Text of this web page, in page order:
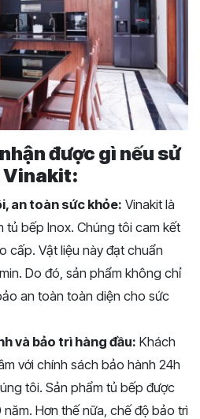
được gì nếu sử
Vinakit:
an toàn sức khỏe: Vinakit là
tủ bếp Inox. Chúng tôi cam kết
cấp. Vật liệu này đạt chuẩn
Do đó, sản phẩm không chỉ
an toàn toàn diện cho sức
và bảo trì hàng đầu: Khách
với chính sách bảo hành 24h
tôi. Sản phẩm tủ bếp được
Hơn thế nữa, chế độ bảo trì